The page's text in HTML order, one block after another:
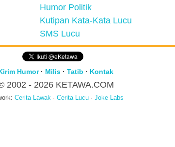
Humor Politik
Kutipan Kata-Kata Lucu
SMS Lucu
Humor· Milis · Tatib · Kontak
2002 - 2026 KETAWA.COM
Cerita Lawak · Cerita Lucu · Joke Labs